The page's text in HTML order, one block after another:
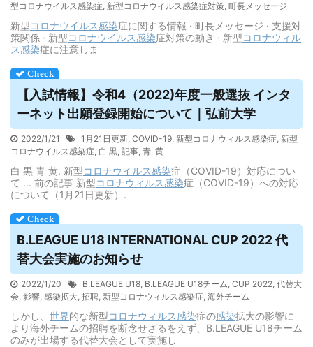
型コロナウイルス感染症, 新型コロナウイルス感染症対策, 町長メッセージ
新型コロナウイルス感染症に関する情報 · 町長メッセージ · 支援対
策関係 · 新型コロナウイルス感染症対策の動き · 新型コロナウィル
ス感染症に注意しま
【入試情報】令和4（2022)年度一般選抜 インタ
ーネット出願登録開始について｜弘前大学
2022/1/21 1月21日更新, COVID-19, 新型コロナウィルス感染症, 新型
コロナウイルス感染症, 白 黒, 記事, 青, 黄
白 黒 青 黄. 新型コロナウイルス感染症（COVID-19）対応につい
て ... 前の記事 新型コロナウィルス感染症（COVID-19）への対応
について（1月21日更新）.
B.LEAGUE U18 INTERNATIONAL CUP 2022 代
替大会実施のお知らせ
2022/1/20 B.LEAGUE U18, B.LEAGUE U18チーム, CUP 2022, 代替大
会, 影響, 感染拡大, 招聘, 新型コロナウィルス感染症, 海外チーム
しかし、 世界的な新型コロナウィルス感染症の感染拡大の影響に
より海外チームの招聘を断念せざるをえず、B.LEAGUE U18チーム
のみが出場する代替大会として実施し